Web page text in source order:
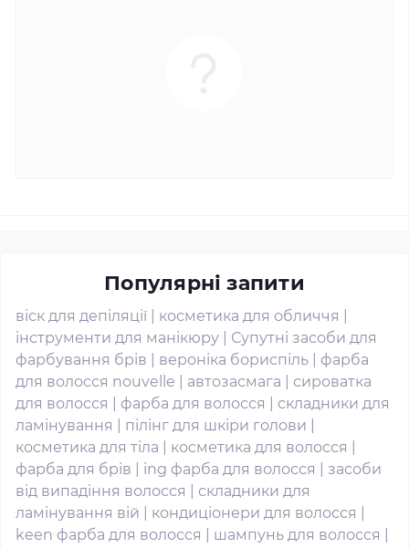
Популярні запити
віск для депіляції косметика для обличчя
інструменти для манікюру
Супутні засоби для
фарбування брів
вероніка бориспіль
фарба
для волосся nouvelle
автозасмага
сироватка
для волосся
фарба для волосся
складники для
ламінування
пілінг для шкіри голови
косметика для тіла
косметика для волосся
фарба для брів
ing фарба для волосся
засоби
від випадіння волосся
складники для
ламінування вій
кондиціонери для волосся
keen фарба для волосся
шампунь для волосся